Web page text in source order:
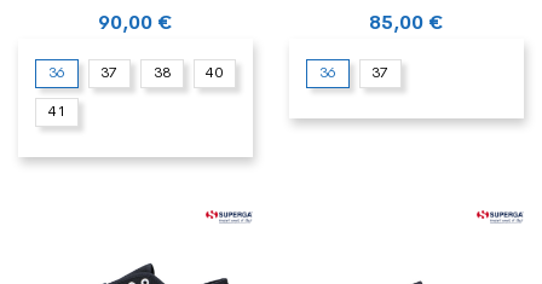
90,00 €
36 37 38 40
41
85,00 €
36 37